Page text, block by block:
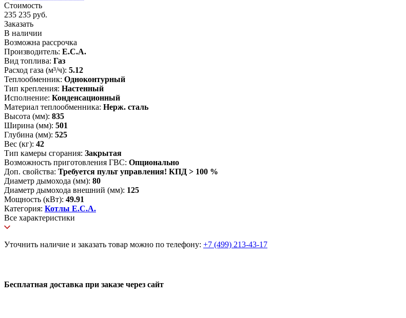
Стоимость
235 235 руб.
Заказать
В наличии
Возможна рассрочка
Производитель: E.C.A.
Вид топлива: Газ
Расход газа (м³/ч): 5.12
Теплообменник: Одноконтурный
Тип крепления: Настенный
Исполнение: Конденсационный
Материал теплообменника: Нерж. cталь
Высота (мм): 835
Ширина (мм): 501
Глубина (мм): 525
Вес (кг): 42
Тип камеры сгорания: Закрытая
Возможность приготовления ГВС: Опционально
Доп. свойства: Требуется пульт управления! КПД > 100 %
Диаметр дымохода (мм): 80
Диаметр дымохода внешний (мм): 125
Мощность (кВт): 49.91
Категория: Котлы E.C.A.
Все характеристики
Уточнить наличие и заказать товар можно по телефону: +7 (499) 213-43-17
Бесплатная доставка при заказе через сайт